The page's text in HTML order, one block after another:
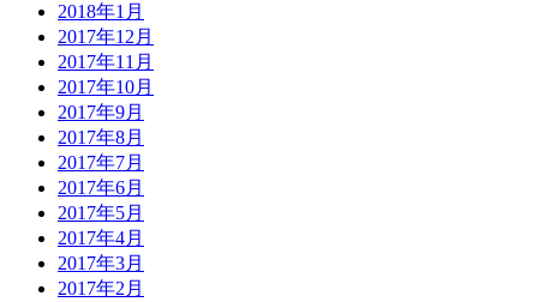
2018年1月
2017年12月
2017年11月
2017年10月
2017年9月
2017年8月
2017年7月
2017年6月
2017年5月
2017年4月
2017年3月
2017年2月